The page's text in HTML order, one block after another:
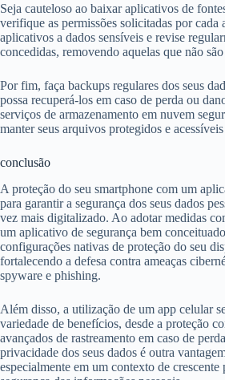
Seja cauteloso ao baixar aplicativos de
verifique as permissões solicitadas por cada
aplicativos a dados sensíveis e revise
concedidas, removendo aquelas que não são
Por fim, faça backups regulares dos seus
possa recuperá-los em caso de perda ou
serviços de armazenamento em nuvem
manter seus arquivos protegidos e
conclusão
A proteção do seu smartphone com um
para garantir a segurança dos seus dados
vez mais digitalizado. Ao adotar medidas
um aplicativo de segurança bem
configurações nativas de proteção do seu
fortalecendo a defesa contra ameaças
spyware e phishing.
Além disso, a utilização de um app celular
variedade de benefícios, desde a proteção
avançados de rastreamento em caso de
privacidade dos seus dados é outra
especialmente em um contexto de crescente